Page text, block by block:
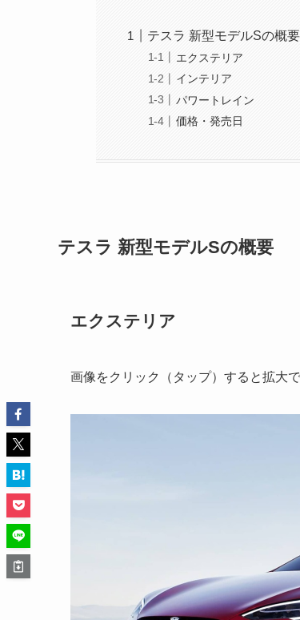
テスラ 新型モデルSの概要
エクステリア
インテリア
パワートレイン
価格・発売日
テスラ 新型モデルSの概要
エクステリア
画像をクリック（タップ）すると拡大で